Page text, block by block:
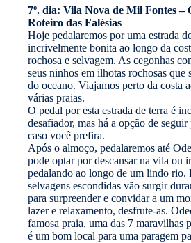
7º. dia: Vila Nova de Mil Fontes –
Roteiro das Falésias
Hoje pedalaremos por uma estrada
incrivelmente bonita ao longo da
rochosa e selvagem. As cegonhas
seus ninhos em ilhotas rochosas que
do oceano. Viajamos perto da costa
várias praias.
O pedal por esta estrada de terra é
desafiador, mas há a opção de
caso você prefira.
Após o almoço, pedalaremos até
pode optar por descansar na vila ou
pedalando ao longo de um lindo rio.
selvagens escondidas vão surgir
para surpreender e convidar a um
lazer e relaxamento, desfrute-as.
famosa praia, uma das 7 maravilhas
é um bom local para uma paragem